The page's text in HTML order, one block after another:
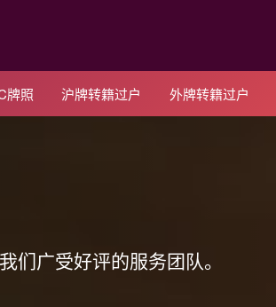
牌照 沪牌转籍过户 外牌转籍过户
广受好评的服务团队。